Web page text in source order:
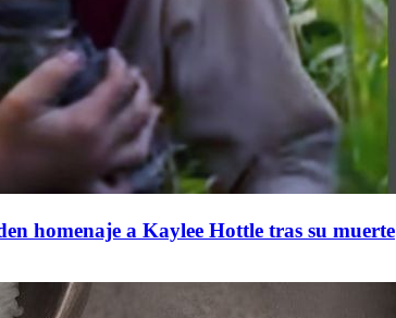
homenaje a Kaylee Hottle tras su muerte